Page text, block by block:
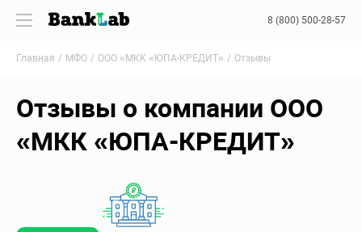
8 (800) 500-28-57
Главная МФО ООО «МКК «ЮПА-КРЕДИТ» Отзывы
Отзывы о компании ООО
«МКК «ЮПА-КРЕДИТ»